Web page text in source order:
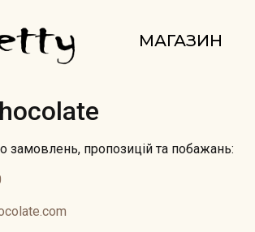
МАГАЗИН
замовлень, пропозицій та побажань: